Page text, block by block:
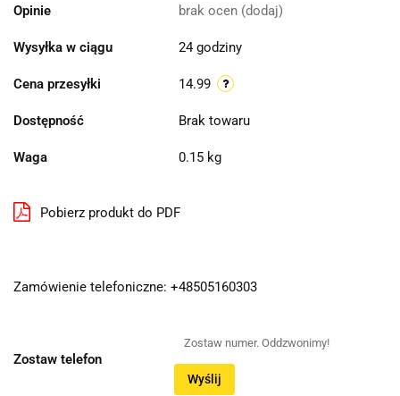
Opinie brak ocen (dodaj)
Wysyłka w ciągu 24 godziny
Cena przesyłki 14.99
Dostępność Brak towaru
Waga 0.15 kg
Pobierz produkt do PDF
Zamówienie telefoniczne: +48505160303
Zostaw telefon
Wyślij